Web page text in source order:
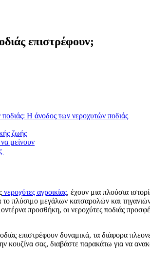
επιστρέφουν;
Η άνοδος των νεροχυτών ποδιάς
ζωής
μείνουν
νεροχύτες αγροικίας, έχουν μια πλούσια
το πλύσιμο μεγάλων κατσαρολών και
προσθήκη, οι νεροχύτες ποδιάς
επιστρέφουν δυναμικά, τα διάφορα
σας, διαβάστε παρακάτω για να